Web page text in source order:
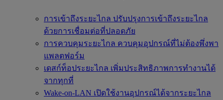
การเข้าถึงระยะไกล ปรับปรุงการเข้าถึงระยะไกล
ด้วยการเชื่อมต่อที่ปลอดภัย
การควบคุมระยะไกล ควบคุมอุปกรณ์ที่ไม่ต้องพึ่งพา
แพลตฟอร์ม
เดสก์ท็อประยะไกล เพิ่มประสิทธิภาพการทำงานได้
จากทุกที่
Wake-on-LAN เปิดใช้งานอุปกรณ์ได้จากระยะไกล